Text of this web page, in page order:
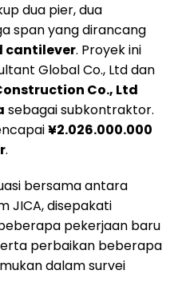
dua pier, dua
span yang dirancang
cantilever. Proyek ini
Global Co., Ltd dan
Co., Ltd
sebagai subkontraktor.
¥2.026.000.000
.
bersama antara
JICA, disepakati
pekerjaan baru
perbaikan beberapa
dalam survei